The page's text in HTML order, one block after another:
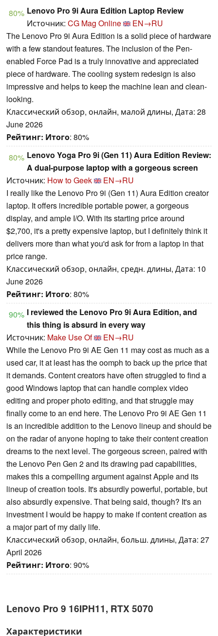
80% Lenovo Pro 9i Aura Edition Laptop Review
Источник: CG Mag Online
EN→RU
The Lenovo Pro 9i Aura Edition is a solid piece of hardware
with a few standout features. The inclusion of the Pen-
enabled Force Pad is a truly innovative and appreciated
piece of hardware. The cooling system redesign is also
impressive and helps to keep the machine lean and clean-
looking.
Классический обзор, онлайн, малой длины, Дата: 28
June 2026
Рейтинг: Итого: 80%
80% Lenovo Yoga Pro 9i (Gen 11) Aura Edition Review:
A dual-purpose laptop with a gorgeous screen
Источник: How to Geek
EN→RU
I really like the Lenovo Pro 9i (Gen 11) Aura Edition creator
laptop. It offers incredible portable power, a gorgeous
display, and ample I/O. With its starting price around
$2,700, it's a pretty expensive laptop, but I definitely think it
delivers more than what you'd ask for from a laptop in that
price range.
Классический обзор, онлайн, средн. длины, Дата: 10
June 2026
Рейтинг: Итого: 80%
90% I reviewed the Lenovo Pro 9i Aura Edition, and
this thing is absurd in every way
Источник: Make Use Of
EN→RU
While the Lenovo Pro 9i AE Gen 11 may cost as much as a
used car, it at least has the oomph to back up the price that
it demands. Content creators have often struggled to find a
good Windows laptop that can handle complex video
editing and proper photo editing, and that struggle may
finally come to an end here. The Lenovo Pro 9i AE Gen 11
is an incredible addition to the Lenovo lineup and should be
on the radar of anyone hoping to take their content creation
dreams to the next level. The gorgeous screen, paired with
the Lenovo Pen Gen 2 and its drawing pad capabilities,
makes this a compelling argument against Apple and its
lineup of creation tools. It's absurdly powerful, portable, but
also absurdly expensive. That being said, though? It's an
investment I would be happy to make if content creation as
a major part of my daily life.
Классический обзор, онлайн, больш. длины, Дата: 27
April 2026
Рейтинг: Итого: 90%
Lenovo Pro 9 16IPH11, RTX 5070
Характеристики